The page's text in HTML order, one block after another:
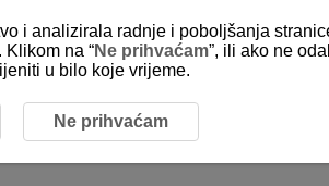
i analizirala radnje i poboljšanja
na “Ne prihvaćam”, ili ako ne
u bilo koje vrijeme.
Ne prihvaćam